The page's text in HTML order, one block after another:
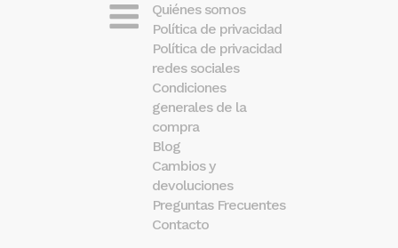
Quiénes somos
Política de privacidad
Política de privacidad
redes sociales
Condiciones
generales de la
compra
Blog
Cambios y
devoluciones
Preguntas Frecuentes
Contacto